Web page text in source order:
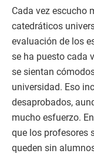
Cada vez escucho
catedráticos
evaluación de los
se ha puesto cada
se sientan
universidad. Eso
desaprobados,
mucho esfuerzo.
que los profesores
queden sin